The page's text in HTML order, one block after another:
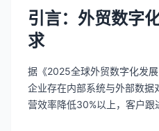
引言：外贸数字
求
据《2025全球外贸数字化发
企业存在内部系统与外部数据
营效率降低30%以上，客户跟